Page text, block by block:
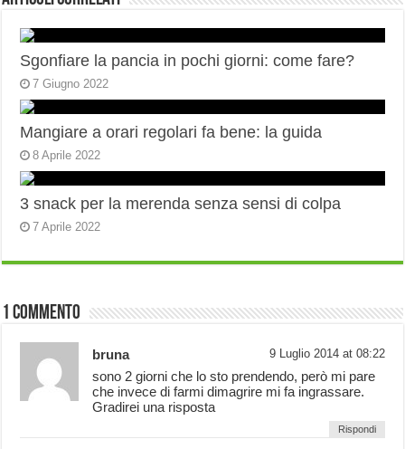
Sgonfiare la pancia in pochi giorni: come fare?
7 Giugno 2022
Mangiare a orari regolari fa bene: la guida
8 Aprile 2022
3 snack per la merenda senza sensi di colpa
7 Aprile 2022
1 Commento
bruna 9 Luglio 2014 at 08:22
sono 2 giorni che lo sto prendendo, però mi pare
che invece di farmi dimagrire mi fa ingrassare.
Gradirei una risposta
Rispondi